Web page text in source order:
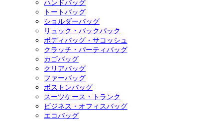
ハンドバッグ
トートバッグ
ショルダーバッグ
リュック・バックパック
ボディバッグ・サコッシュ
クラッチ・パーティバッグ
カゴバッグ
クリアバッグ
ファーバッグ
ボストンバッグ
スーツケース・トランク
ビジネス・オフィスバッグ
エコバッグ